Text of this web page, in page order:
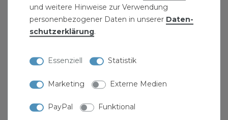
INFORMATIONEN
KONTAKT
AGB UND KUNDENINFORMATIONEN
HINWEISE ZUR BATTERIEENTSORGUNG
VERPACKUNGSHINWEISE
und weitere Hinweise zur Verwendung
personenbezogener Daten in unserer Daten­
schutz­erklärung.
Essenziell Statistik
Marketing Externe Medien
PayPal Funktional